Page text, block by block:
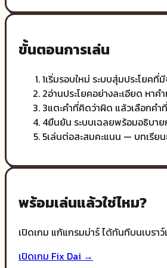
ขั้นตอนการเล่น
1เริ่มรอบใหม่ ระบบสุ่มประโยคที่
2อ่านประโยคอย่างละเอียด หา
3แตะคำที่คิดว่าผิด แล้วเลือกคำ
4ยืนยัน ระบบเฉลยพร้อมอธิบา
5เล่นต่อสะสมคะแนน — บทเรียน
พร้อมเล่นแล้วใช่ไหม?
เปิดเกม แก้แกรมม่าร์ได้ทันทีบนเบรา
เปิดเกม Fix Dai →